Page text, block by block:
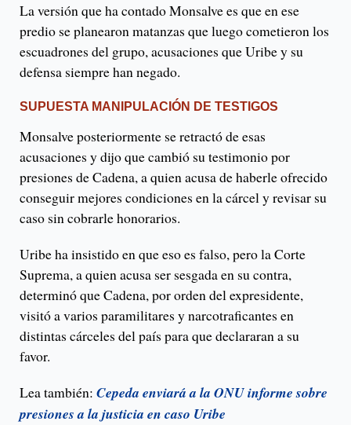
La versión que ha contado Monsalve es que en ese
predio se planearon matanzas que luego cometieron los
escuadrones del grupo, acusaciones que Uribe y su
defensa siempre han negado.
SUPUESTA MANIPULACIÓN DE TESTIGOS
Monsalve posteriormente se retractó de esas
acusaciones y dijo que cambió su testimonio por
presiones de Cadena, a quien acusa de haberle ofrecido
conseguir mejores condiciones en la cárcel y revisar su
caso sin cobrarle honorarios.
Uribe ha insistido en que eso es falso, pero la Corte
Suprema, a quien acusa ser sesgada en su contra,
determinó que Cadena, por orden del expresidente,
visitó a varios paramilitares y narcotraficantes en
distintas cárceles del país para que declararan a su
favor.
Lea también: Cepeda enviará a la ONU informe sobre
presiones a la justicia en caso Uribe